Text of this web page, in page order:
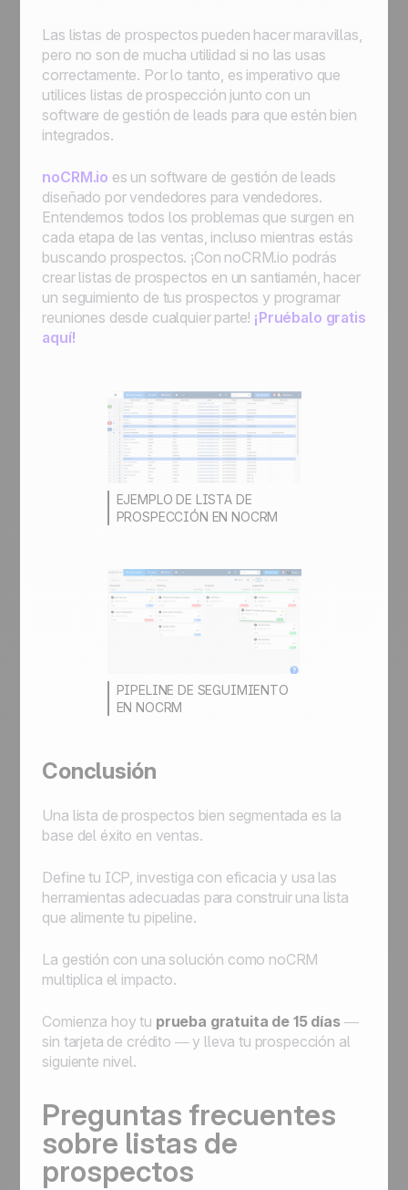
Las listas de prospectos pueden hacer maravillas,
pero no son de mucha utilidad si no las usas
correctamente. Por lo tanto, es imperativo que
utilices listas de prospección junto con un
software de gestión de leads para que estén bien
integrados.
noCRM.io es un software de gestión de leads
diseñado por vendedores para vendedores.
Entendemos todos los problemas que surgen en
cada etapa de las ventas, incluso mientras estás
buscando prospectos. ¡Con noCRM.io podrás
crear listas de prospectos en un santiamén, hacer
un seguimiento de tus prospectos y programar
reuniones desde cualquier parte! ¡Pruébalo gratis
aquí!
EJEMPLO DE LISTA DE
PROSPECCIÓN EN NOCRM
PIPELINE DE SEGUIMIENTO
EN NOCRM
Conclusión
Una lista de prospectos bien segmentada es la
base del éxito en ventas.
Define tu ICP, investiga con eficacia y usa las
herramientas adecuadas para construir una lista
que alimente tu pipeline.
La gestión con una solución como noCRM
multiplica el impacto.
Comienza hoy tu prueba gratuita de 15 días—
sin tarjeta de crédito — y lleva tu prospección al
siguiente nivel.
Preguntas frecuentes
sobre listas de
prospectos